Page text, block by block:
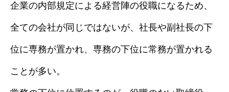
企業の内部規定による経営陣の役職になるため、
全ての会社が同じではないが、社長や副社長の下
位に専務が置かれ、専務の下位に常務が置かれる
ことが多い。